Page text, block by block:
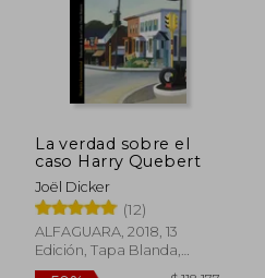
55%
dcto. $ 35.286
La verdad sobre el
caso Harry Quebert
Joël Dicker
(12)
ALFAGUARA, 2018, 13
Edición, Tapa Blanda,
Nuevo